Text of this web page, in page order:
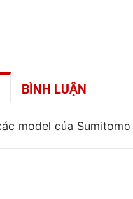
BÌNH LUẬN
model của Sumitomo